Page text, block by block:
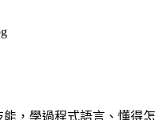
，學過程式語言、懂得怎